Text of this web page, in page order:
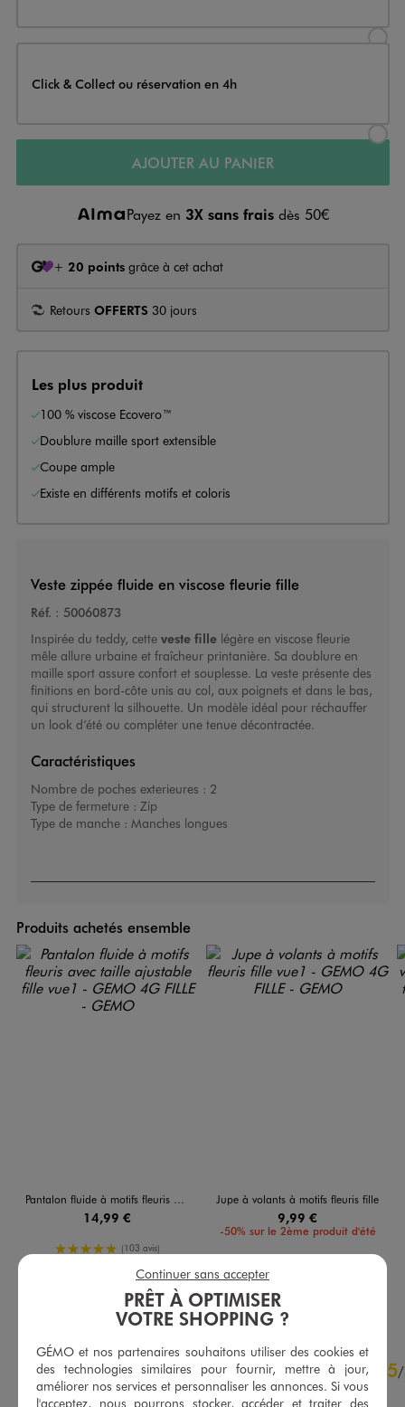
Click & Collect ou réservation en 4h
AJOUTER AU PANIER
Payez en 3X sans frais dès 50€
+ 20 points grâce à cet achat
Retours OFFERTS 30 jours
Les plus produit
100 % viscose Ecovero™
Doublure maille sport extensible
Coupe ample
Existe en différents motifs et coloris
Veste zippée fluide en viscose fleurie fille
Réf. : 50060873
Inspirée du teddy, cette veste fillelégère en viscose fleurie
mêle allure urbaine et fraîcheur printanière. Sa doublure en
maille sport assure confort et souplesse. La veste présente des
finitions en bord-côte unis au col, aux poignets et dans le bas,
qui structurent la silhouette. Un modèle idéal pour réchauffer
un look d’été ou compléter une tenue décontractée.
Caractéristiques
Nombre de poches exterieures : 2
Type de fermeture : Zip
Type de manche : Manches longues
Produits achetés ensemble
Pantalon fluide à motifs fleuris avec taille ajustable fille
14,99 €
5/5 de moyenne
(103 avis)
AJOUTERAU PANIER
Jupe à volants à motifs fleuris fille
9,99 €
-50% sur le 2ème produit d'été
AJOUTER
4.9/5 5/
Avis vérifié et récompensé
PRÊT À OPTIMISER
VOTRE SHOPPING ?
GÉMO et nos partenaires souhaitons utiliser des cookies et
des technologies similaires pour fournir, mettre à jour,
améliorer nos services et personnaliser les annonces. Si vous
l'acceptez, nous pourrons stocker, accéder et traiter des
Continuer sans accepter